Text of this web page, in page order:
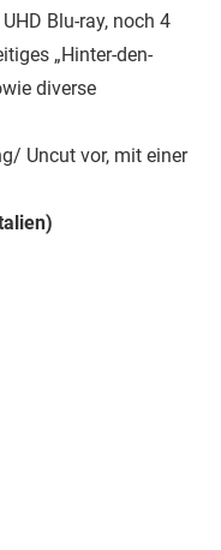
Blu-ray, noch 4
„Hinter-den-
diverse
Uncut vor, mit einer